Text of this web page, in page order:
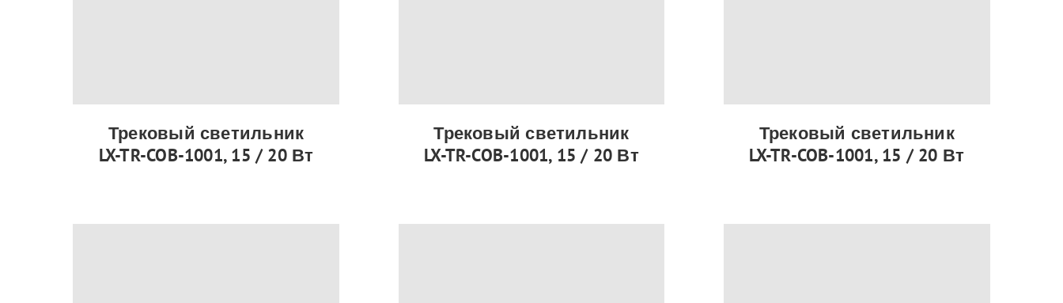
Трековый светильник
LX-TR-COB-1001, 15 / 20 Вт
Трековый светильник
LX-TR-COB-1001, 15 / 20 Вт
Трековый светильник
LX-TR-COB-1001, 15 / 20 Вт